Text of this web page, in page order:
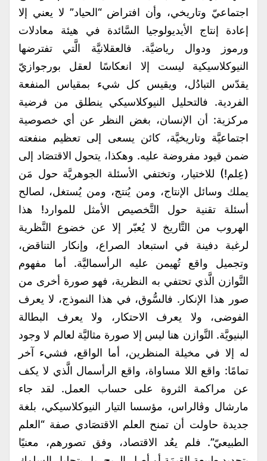
اجتماعيّ وتاريخي، وأن افتراض “الحياد” لا يعني إلا
إعادة إنتاج الأيديولوجيا السَّائدة في هيئة معادلات
ورموز ودوال رياضيَّة. فالعقلانيَّة الَّتي تفترضها
النيوكلاسيكية ليست إلا انعكاسًا لعقل بورجوازيّ
يقدّس التبادُل، ويقيس كل شيء بمقياس المنفعة
الفردية. فالتحليل النيوكلاسيكي ينطلق من فرضية
مركزية: أن الإنسان، بغض النظر عن أي خصوصية
اجتماعيَّة وتاريخيَّة، كائن يسعى إلى تعظيم منفعته
ضمن قيود مفروضة عليه. وهكذا، يتحول الاقتصَاد إلى
(عِلم!) للاختيار، وتختفي الأسئلة الجوهريَّة حول مَن
يملك وسائل الإنتاج، ومن يُنتج، ومن يُستغل، لصالح
أسئلة تقنية حول التَّخصيص الأمثل للموارد! هذا
الهروب من التَّاريخ لا يُعبّر إلا عن خضوع النَّظرية
لرغبة دفينة في استبعاد الصراع، وإنكار التناقض،
وتجميل واقع تُهيمن عليه الرأسماليَّة. أما مفهوم
التَّوازن الَّذي تحتفي به النظرية، فهو صورة أخرى من
صور هذا الإنكار. فالسُّوق، في هذا النموذج، لا يعرف
الفوضى، ولا يعرف الاحتكار، ولا يعرف البطالة
البنيويَّة. التَّوازن هنا ليس إلا صورة مثاليَّة لعالم لا وجود
له إلا في مخيلة المنظرين، أما الواقع، فشيء آخر
تمامًا: واقع اللا مساواة، واقع الرأسمال الَّذي لا يكف
عن مراكمة الثروة على حساب العمل. لقد جاء
مارشال وڤالراس، مؤسسا التيار النيوكلاسيكي، بلغة
جديدة حاولت أن تمنح العلم الاقتصَادي صفة “العلم
الطبيعيّ”. فلم يعُد الاقتصاد، وفق تصورهم، معنيًا